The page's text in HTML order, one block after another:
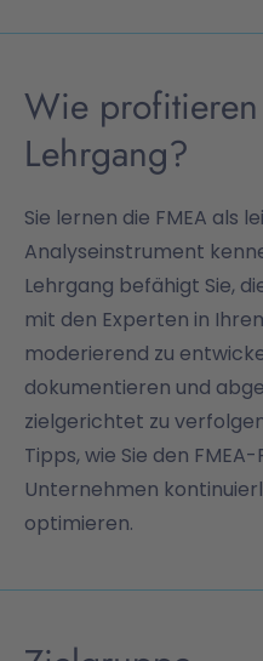
Wie
Lehrgang?
Sie lernen die FMEA als
Analyseinstrument
Lehrgang befähigt Sie,
mit den Experten in
moderierend zu
dokumentieren und
zielgerichtet zu
Tipps, wie Sie den
Unternehmen
optimieren.